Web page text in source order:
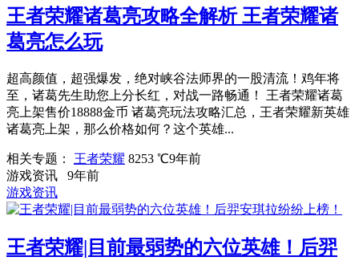
王者荣耀诸葛亮攻略全解析 王者荣耀诸
葛亮怎么玩
超高颜值，超强爆发，绝对峡谷法师界的一股清流！鸡年将
至，诸葛先生助您上分长红，对战一路畅通！ 王者荣耀诸葛
亮上架售价18888金币 诸葛亮玩法攻略汇总，王者荣耀新英雄
诸葛亮上架，那么价格如何？这个英雄...
相关专题： 王者荣耀 8253 ℃9年前
游戏资讯
9年前
游戏资讯
王者荣耀|目前最弱势的六位英雄！后羿